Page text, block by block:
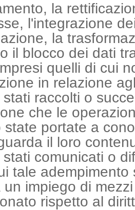
la
l'integrazione
la
il blocco dei dati
quelli di cui
in relazione
raccolti o
che le
state portate a
il loro
comunicati o
tale adempimento
un impiego di
rispetto al